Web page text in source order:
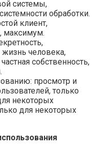
системы,
обработки.
клиент,
максимум.
жизнь человека,
собственность,
просмотр и
только
некоторых
для некоторых